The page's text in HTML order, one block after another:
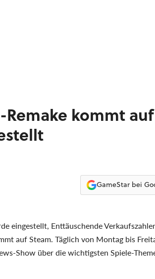
kommt
GameStar bei
eingestellt, Enttäuschende
auf Steam. Täglich von Montag bis
Show über die wichtigsten Spiele-